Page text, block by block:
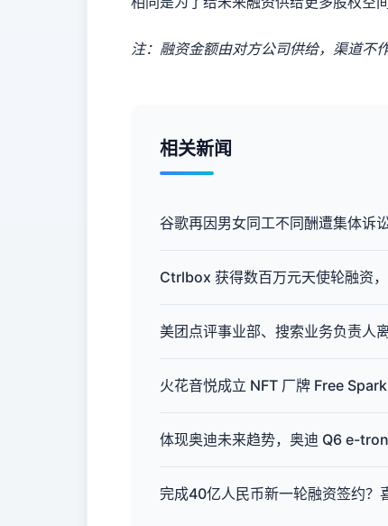
注：融资金额由对方公司供给，渠道不
相关新闻
谷歌再因男女同工不同酬遭集体诉
Ctrlbox 获得数百万元天使轮融资
美团点评事业部、搜索业务负责人
火花音悦成立 NFT 厂牌 Free
体现奥迪未来趋势，奥迪 Q6 e-
完成40亿人民币新一轮融资签约？